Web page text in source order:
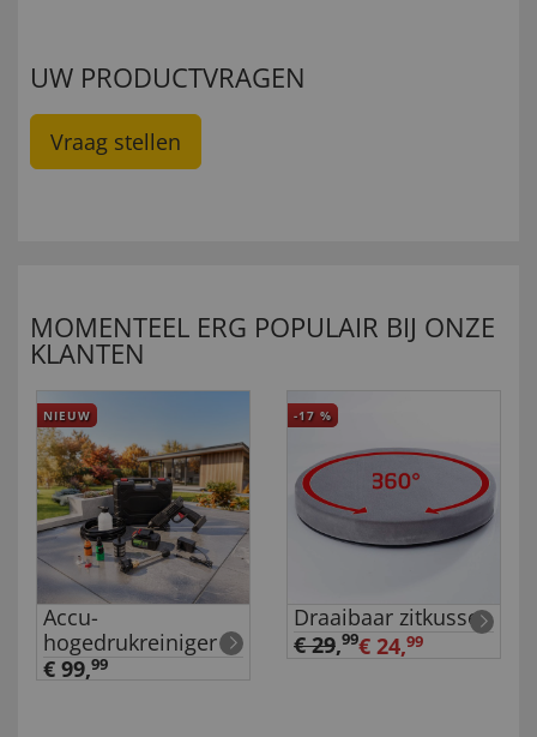
UW PRODUCTVRAGEN
Vraag stellen
MOMENTEEL ERG POPULAIR BIJ ONZE
KLANTEN
NIEUW
Accu-
hogedrukreiniger
€ 99,99
-17 %
Draaibaar zitkussen
€ 29,99€ 24,99